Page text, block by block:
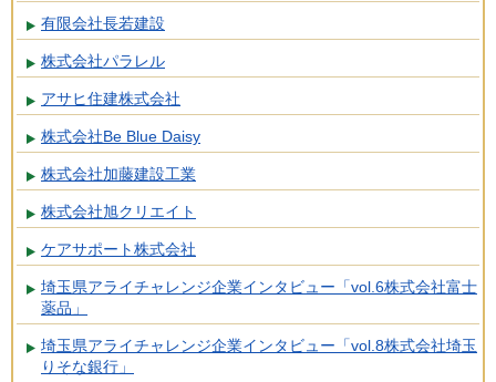
有限会社長若建設
株式会社パラレル
アサヒ住建株式会社
株式会社Be Blue Daisy
株式会社加藤建設工業
株式会社旭クリエイト
ケアサポート株式会社
埼玉県アライチャレンジ企業インタビュー「vol.6株式会社富士
薬品」
埼玉県アライチャレンジ企業インタビュー「vol.8株式会社埼玉
りそな銀行」